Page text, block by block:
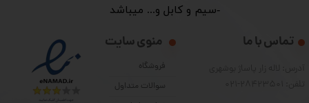
-سیم و کابل و... میباشد
منوی سایت
فروشگاه
سوالات متداول
تماس با ما